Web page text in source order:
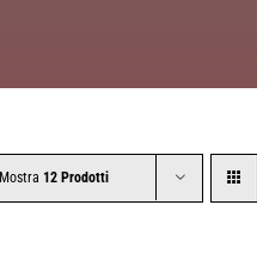
Mostra 12 Prodotti